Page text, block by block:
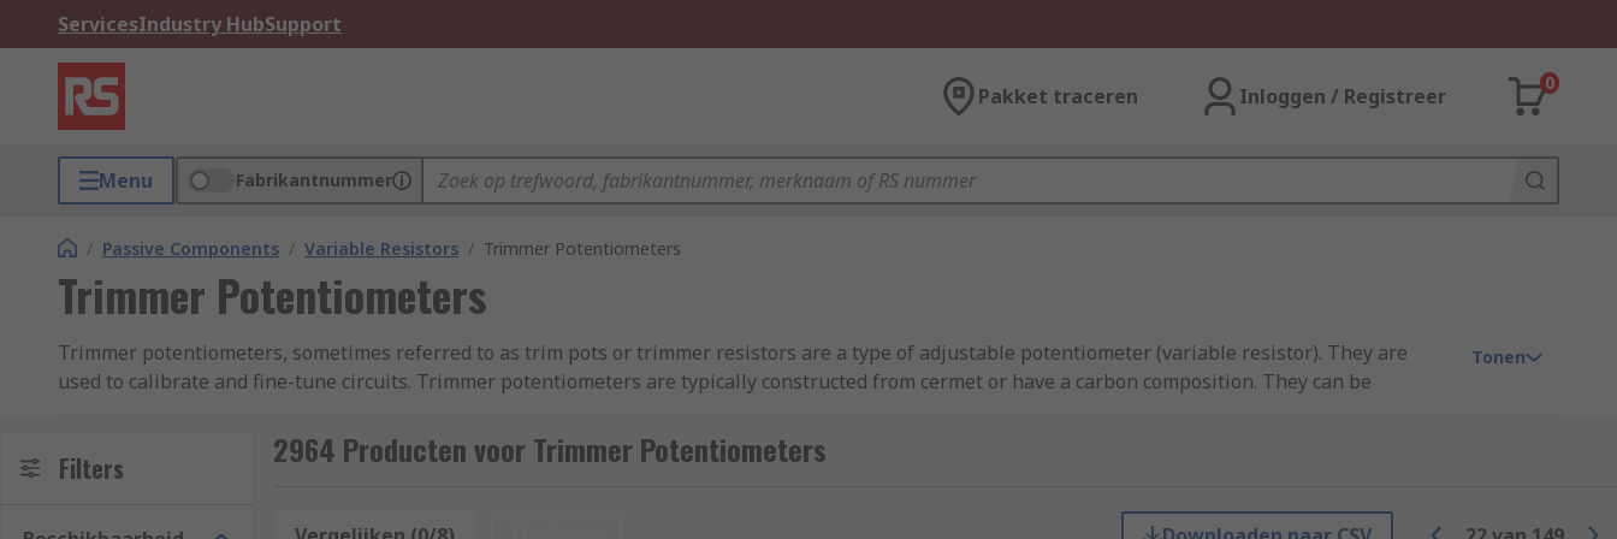
ServicesIndustry HubSupport
Pakket traceren Inloggen / Registreer
0
Menu Fabrikantnummer
/ Passive Components / Variable Resistors / Trimmer Potentiometers
Trimmer Potentiometers
Trimmer potentiometers, sometimes referred to as trim pots or trimmer resistors are a type of adjustable potentiometer (variable resistor). They are
used to calibrate and fine-tune circuits. Trimmer potentiometers are typically constructed from cermet or have a carbon composition. They can be
Trimmer potentiometers are not adjusted very frequently. You can think of them as a 'set and forget' component. Trim pots let you set (or trim) the
Tonen
Filters 2964 Producten voor Trimmer Potentiometers